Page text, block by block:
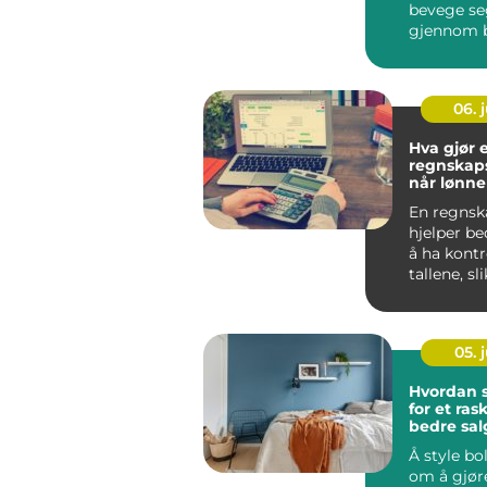
bevege
gjennom
nesten
06.
Hva gjør
når
En
hjelper
å ha
tallene,
05.
Hvordan
for et
bedre
Å style
om å